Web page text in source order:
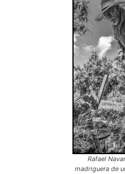
Rafael
madriguera de